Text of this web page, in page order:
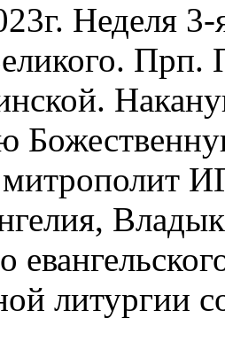
Неделя
Прп.
митрополит
литургии